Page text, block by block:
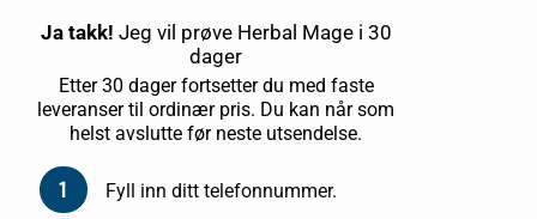
Ja takk! Jeg vil prøve Herbal Mage i 30
dager
Etter 30 dager fortsetter du med faste
leveranser til ordinær pris. Du kan når som
helst avslutte før neste utsendelse.
1 Fyll inn ditt telefonnummer.